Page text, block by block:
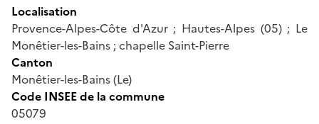
Localisation
Provence-Alpes-Côte d'Azur ; Hautes-Alpes (05) ; Le
Monêtier-les-Bains ; chapelle Saint-Pierre
Canton
Monêtier-les-Bains (Le)
Code INSEE de la commune
05079